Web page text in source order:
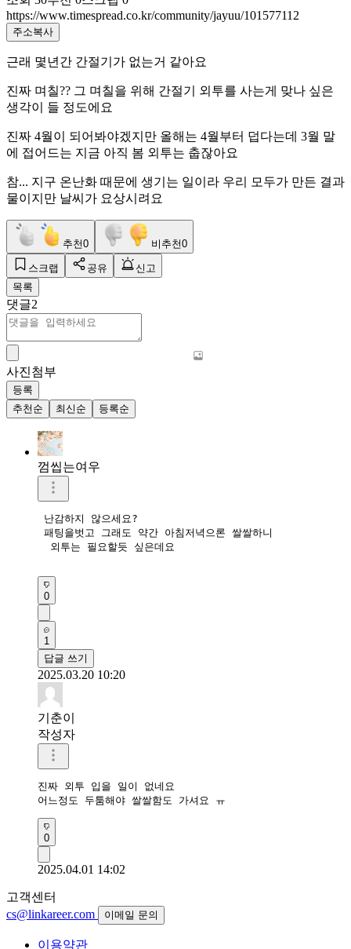
https://www.timespread.co.kr/community/jayuu/101577112
주소복사
근래 몇년간 간절기가 없는거 같아요
진짜 며칠?? 그 며칠을 위해 간절기 외투를 사는게 맞나 싶은
생각이 들 정도에요
진짜 4월이 되어봐야겠지만 올해는 4월부터 덥다는데 3월 말
에 접어드는 지금 아직 봄 외투는 춥잖아요
참... 지구 온난화 때문에 생기는 일이라 우리 모두가 만든 결과
물이지만 날씨가 요상시려요
추천0 비추천0
스크랩 공유
신고
목록
댓글2
사진첨부
등록
추천순
최신순 등록순
껌씹는여우
난감하지 않으세요?
패팅을벗고 그래도 약간 아침저녁으론 쌀쌀하니
  외투는 필요할듯 싶은데요
0
1
답글 쓰기
2025.03.20 10:20
기춘이
작성자
진짜 외투 입을 일이 없네요
0
2025.04.01 14:02
고객센터
cs@linkareer.com
이메일 문의
이용약관